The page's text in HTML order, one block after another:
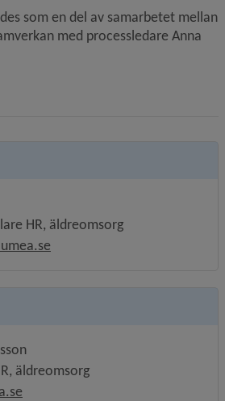
som en del av samarbetet mellan
med processledare Anna
HR, äldreomsorg
äldreomsorg